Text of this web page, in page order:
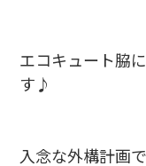
エコキュート脇
す♪
入念な外構計画